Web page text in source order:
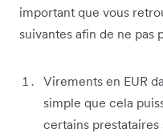
important que vous
suivantes afin de ne pas
Virements en EUR
simple que cela
certains prestataires